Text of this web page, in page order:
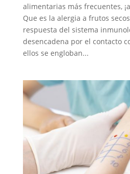
alimentarias más frecuentes,
Que es la alergia a frutos
respuesta del sistema
desencadena por el contacto
ellos se engloban...